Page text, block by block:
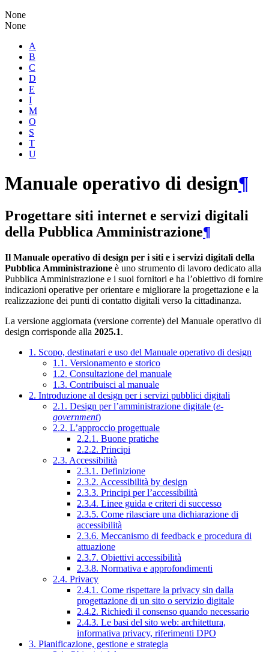
None
None
A
B
C
D
E
I
M
O
S
T
U
Manuale operativo di design¶
Progettare siti internet e servizi digitali
della Pubblica Amministrazione¶
Il Manuale operativo di design per i siti e i servizi digitali della
Pubblica Amministrazione è uno strumento di lavoro dedicato alla
Pubblica Amministrazione e i suoi fornitori e ha l’obiettivo di fornire
indicazioni operative per orientare e migliorare la progettazione e la
realizzazione dei punti di contatto digitali verso la cittadinanza.
La versione aggiornata (versione corrente) del Manuale operativo di
design corrisponde alla 2025.1.
1. Scopo, destinatari e uso del Manuale operativo di design
1.1. Versionamento e storico
1.2. Consultazione del manuale
1.3. Contribuisci al manuale
2. Introduzione al design per i servizi pubblici digitali
2.1. Design per l’amministrazione digitale (e-
government)
2.2. L’approccio progettuale
2.2.1. Buone pratiche
2.2.2. Principi
2.3. Accessibilità
2.3.1. Definizione
2.3.2. Accessibilità by design
2.3.3. Principi per l’accessibilità
2.3.4. Linee guida e criteri di successo
2.3.5. Come rilasciare una dichiarazione di
accessibilità
2.3.6. Meccanismo di feedback e procedura di
attuazione
2.3.7. Obiettivi accessibilità
2.3.8. Normativa e approfondimenti
2.4. Privacy
2.4.1. Come rispettare la privacy sin dalla
progettazione di un sito o servizio digitale
2.4.2. Richiedi il consenso quando necessario
2.4.3. Le basi del sito web: architettura,
informativa privacy, riferimenti DPO
3. Pianificazione, gestione e strategia